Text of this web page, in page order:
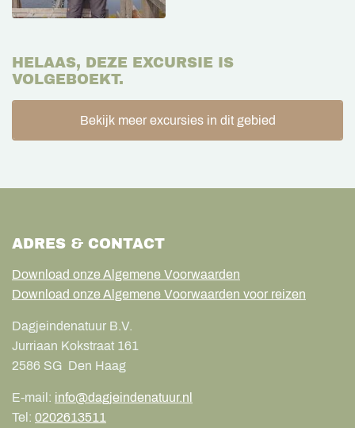
HELAAS, DEZE EXCURSIE IS
VOLGEBOEKT.
Bekijk meer excursies in dit gebied
ADRES & CONTACT
Download onze Algemene Voorwaarden
Download onze Algemene Voorwaarden voor reizen
Dagjeindenatuur B.V.
Jurriaan Kokstraat 161
2586 SG Den Haag
E-mail: info@dagjeindenatuur.nl
Tel: 0202613511